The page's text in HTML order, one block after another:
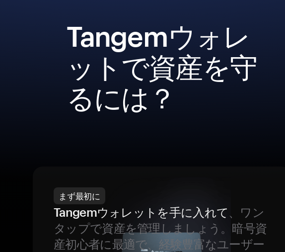
Tangemウォレ
ットで資産を守
るには？
まず最初に
Tangemウォレットを手に入れて、ワン
タップで資産を管理しましょう。暗号資
産初心者に最適で、経験豊富なユーザー